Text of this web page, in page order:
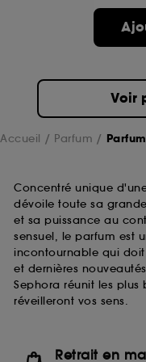
Voir
Accueil Parfum
Concentré unique
dévoile toute sa
et sa puissance au
sensuel, le parfum est
incontournable qui doit
et dernières
Sephora réunit les
réveilleront vos sens.
Retrait en
de ces cookies
choix" ci-dessous
Sephora pourra
collectées ou
ou en magasin.
sur "continuer sans
souhaitez obtenir